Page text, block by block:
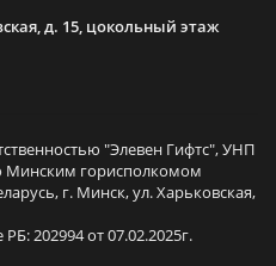
д. 15, цокольный этаж
"Элевен Гифтс", УНП
Минским горисполкомом
г. Минск, ул. Харьковская,
202994 от 07.02.2025г.